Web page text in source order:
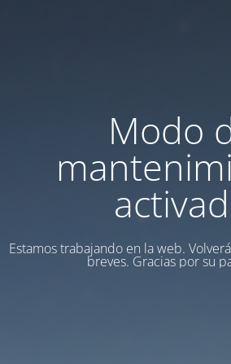
Modo
Estamos trabajando en la web.
breves. Gracias por su